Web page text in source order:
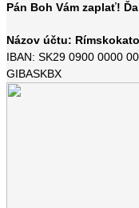
Pán Boh Vám zaplať!
Názov účtu:
IBAN: SK29 0900 0000
GIBASKBX